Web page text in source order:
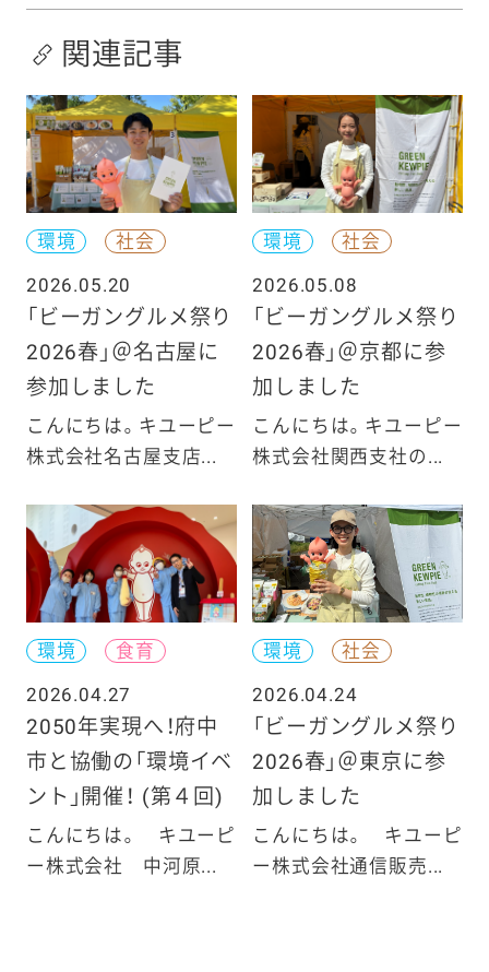
関連記事
環境
社会
2026.05.20
「ビーガングルメ祭り
2026春」＠名古屋に
参加しました
こんにちは。キユーピー
株式会社名古屋支店...
環境
社会
2026.05.08
「ビーガングルメ祭り
2026春」＠京都に参
加しました
こんにちは。キユーピー
株式会社関西支社の...
環境
食育
2026.04.27
2050年実現へ！府中
市と協働の「環境イベ
ント」開催！ (第４回)
こんにちは。 キユーピ
ー株式会社 中河原...
環境
社会
2026.04.24
「ビーガングルメ祭り
2026春」＠東京に参
加しました
こんにちは。 キユーピ
ー株式会社通信販売...